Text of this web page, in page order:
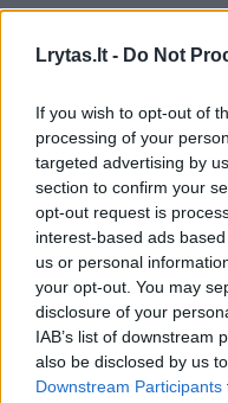
Lrytas.lt - Do Not
If you wish to opt-out of
processing of your
targeted advertising by
section to confirm your
opt-out request is
interest-based ads
us or personal
your opt-out. You may
disclosure of your
IAB’s list of downstream
also be disclosed by us
Downstream Participants
lietuvis paklojo vos 2
Norima uždrausti
briketais: už
Žinios | Lietuvos diena
Libanas atkuria
sustabdymo:
Žinios | Pasaulis